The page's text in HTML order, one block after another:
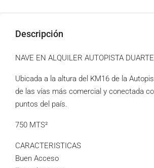
Descripción
NAVE EN ALQUILER AUTOPISTA
Ubicada a la altura del KM16 de la
de las vías más comercial y conectada
puntos del país.
750 MTS²
CARACTERISTICAS
Buen Acceso